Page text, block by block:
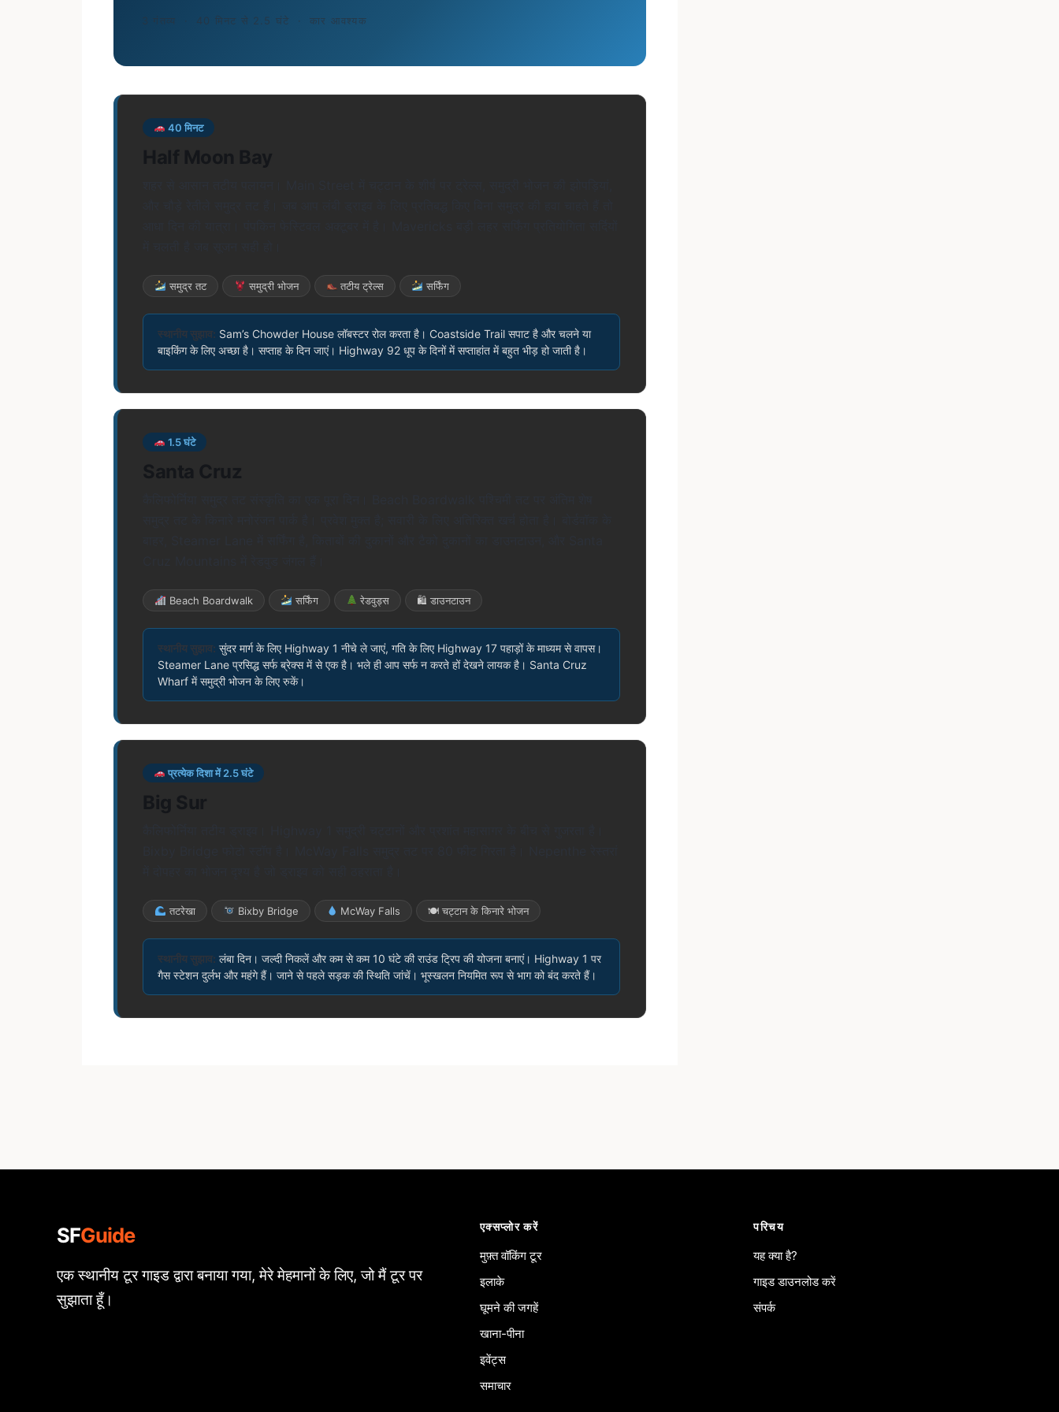
3 गंतव्य 40 मिनट से 2.5 घंटे ·कार आवश्यक
40 मिनट
समुद्र तट समुद्री भोजन तटीय ट्रेल्स सर्फिंग
स्थानीय सुझाव: Sam’s Chowder House लॉबस्टर रोल करता है। Coastside Trail सपाट है और चलने या
बाइकिंग के लिए अच्छा है। सप्ताह के दिन जाएं। Highway 92 धूप के दिनों में सप्ताहांत में बहुत भीड़ हो जाती है।
1.5 घंटे
Beach Boardwalk सर्फिंग रेडवुड्स 🛍 डाउनटाउन
स्थानीय सुझाव: सुंदर मार्ग के लिए Highway 1 नीचे ले जाएं, गति के लिए Highway 17 पहाड़ों के माध्यम से वापस।
Steamer Lane प्रसिद्ध सर्फ ब्रेक्स में से एक है। भले ही आप सर्फ न करते हों देखने लायक है। Santa Cruz
Wharf में समुद्री भोजन के लिए रुकें।
प्रत्येक दिशा में 2.5 घंटे
तटरेखा Bixby Bridge McWay Falls 🍽 चट्टान के किनारे भोजन
स्थानीय सुझाव: लंबा दिन। जल्दी निकलें और कम से कम 10 घंटे की राउंड ट्रिप की योजना बनाएं। Highway 1 पर
गैस स्टेशन दुर्लभ और महंगे हैं। जाने से पहले सड़क की स्थिति जांचें। भूस्खलन नियमित रूप से भाग को बंद करते हैं।
SFGuide
एक स्थानीय टूर गाइड द्वारा बनाया गया, मेरे मेहमानों के लिए, जो मैं टूर पर
सुझाता हूँ।
एक्सप्लोर करें
मुफ़्त वॉकिंग टूर
इलाके
घूमने की जगहें
खाना-पीना
इवेंट्स
समाचार
परिचय
यह क्या है?
गाइड डाउनलोड करें
संपर्क